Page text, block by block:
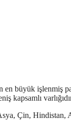
büyük işlenmiş
kapsamlı
Çin, Hindistan,